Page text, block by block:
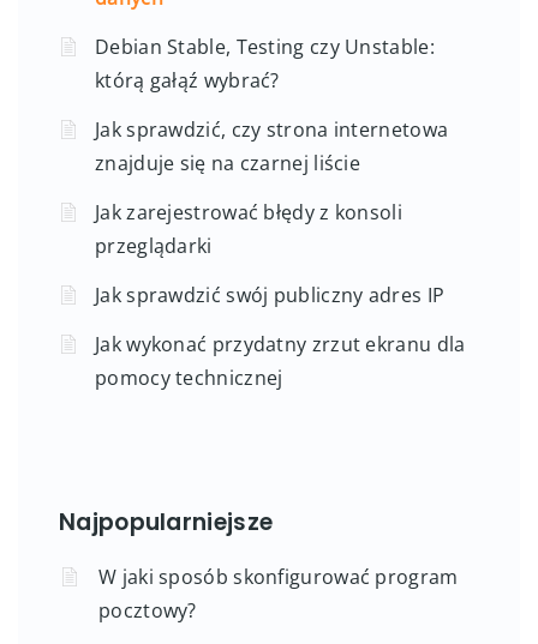
Debian Stable, Testing czy Unstable:
którą gałąź wybrać?
Jak sprawdzić, czy strona internetowa
znajduje się na czarnej liście
Jak zarejestrować błędy z konsoli
przeglądarki
Jak sprawdzić swój publiczny adres IP
Jak wykonać przydatny zrzut ekranu dla
pomocy technicznej
Najpopularniejsze
W jaki sposób skonfigurować program
pocztowy?